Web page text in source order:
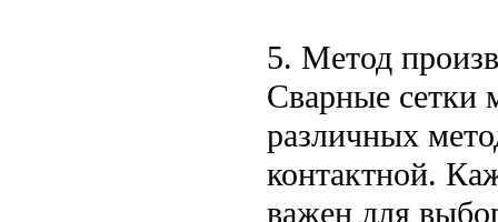
5. Метод
Сварные сетки
различных
контактной.
важен для